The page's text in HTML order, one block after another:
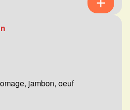
jambon, oeuf